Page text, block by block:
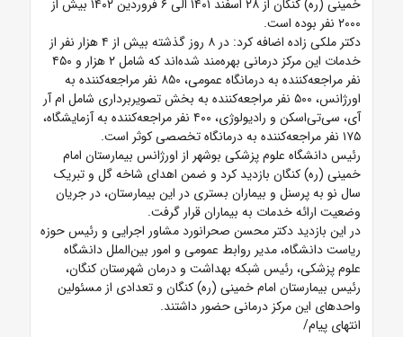
خمینی (ره) کنگان از ۲۸ اسفند ۱۴۰۱ الی ۶ فروردین ۱۴۰۲ بیش از
۲۰۰۰ نفر بوده است.
دکتر ملکی زاده اضافه کرد: در ۸ روز گذشته بیش از ۴ هزار نفر از
خدمات این مرکز درمانی بهره‌مند شده‌اند که شامل ۲ هزار و ۴۵۰
نفر مراجعه‌کننده به درمانگاه عمومی، ۸۵۰ نفر مراجعه‌کننده به
اورژانس، ۵۰۰ نفر مراجعه‌کننده به بخش تصویربرداری شامل ام آر
آی، سی‌تی‌اسکن و رادیولوژی، ۴۰۰ نفر مراجعه‌کننده به آزمایشگاه،
۱۷۵ نفر مراجعه‌کننده به درمانگاه تخصصی کوثر است.
رئیس دانشگاه علوم پزشکی بوشهر از اورژانس بیمارستان امام
خمینی (ره) کنگان بازدید کرد و ضمن اهدای شاخه گل و تبریک
سال نو به پرسنل و بیماران بستری در این بیمارستان، در جریان
وضعیت ارائه خدمات به بیماران قرار گرفت.
در این بازدید دکتر محسن صحرانورد مشاور اجرایی و رئیس حوزه
ریاست دانشگاه، مدیر روابط عمومی و امور بین‌الملل دانشگاه
علوم پزشکی، رئیس شبکه بهداشت و درمان شهرستان کنگان،
رئیس بیمارستان امام خمینی (ره) کنگان و تعدادی از مسئولین
واحدهای این مرکز درمانی حضور داشتند.
انتهای پیام/